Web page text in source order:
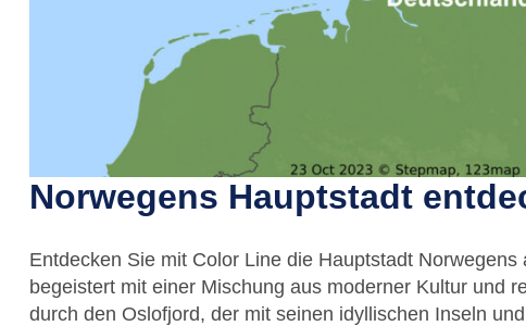
Norwegens Hauptstadt
Entdecken Sie mit Color Line die Hauptstadt
begeistert mit einer Mischung aus moderner Kultur und
durch den Oslofjord, der mit seinen idyllischen Inseln